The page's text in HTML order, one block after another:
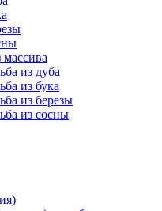
из дуба
из бука
из березы
из сосны